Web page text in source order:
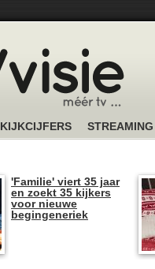
KIJKCIJFERS STREAMING
'Familie' viert 35 jaar
en zoekt 35 kijkers
voor nieuwe
begingeneriek